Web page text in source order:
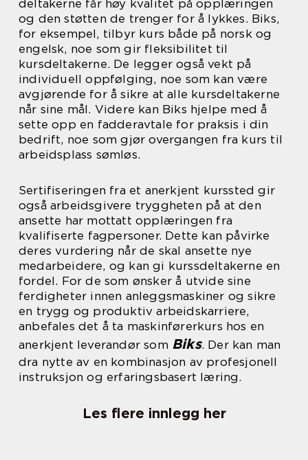
deltakerne får høy kvalitet på opplæringen
og den støtten de trenger for å lykkes. Biks,
for eksempel, tilbyr kurs både på norsk og
engelsk, noe som gir fleksibilitet til
kursdeltakerne. De legger også vekt på
individuell oppfølging, noe som kan være
avgjørende for å sikre at alle kursdeltakerne
når sine mål. Videre kan Biks hjelpe med å
sette opp en fadderavtale for praksis i din
bedrift, noe som gjør overgangen fra kurs til
arbeidsplass sømløs.
Sertifiseringen fra et anerkjent kurssted gir
også arbeidsgivere tryggheten på at den
ansette har mottatt opplæringen fra
kvalifiserte fagpersoner. Dette kan påvirke
deres vurdering når de skal ansette nye
medarbeidere, og kan gi kurssdeltakerne en
fordel. For de som ønsker å utvide sine
ferdigheter innen anleggsmaskiner og sikre
en trygg og produktiv arbeidskarriere,
anbefales det å ta maskinførerkurs hos en
anerkjent leverandør som Biks. Der kan man
dra nytte av en kombinasjon av profesjonell
instruksjon og erfaringsbasert læring.
Les flere innlegg her